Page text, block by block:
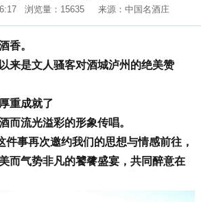
浏览量：15635 来源：中国名酒庄
。
是文人骚客对酒城泸州的绝美赞
成就了
流光溢彩的形象传唱。
事再次邀约我们的思想与情感前往，
气势非凡的饕餮盛宴，共同醉意在